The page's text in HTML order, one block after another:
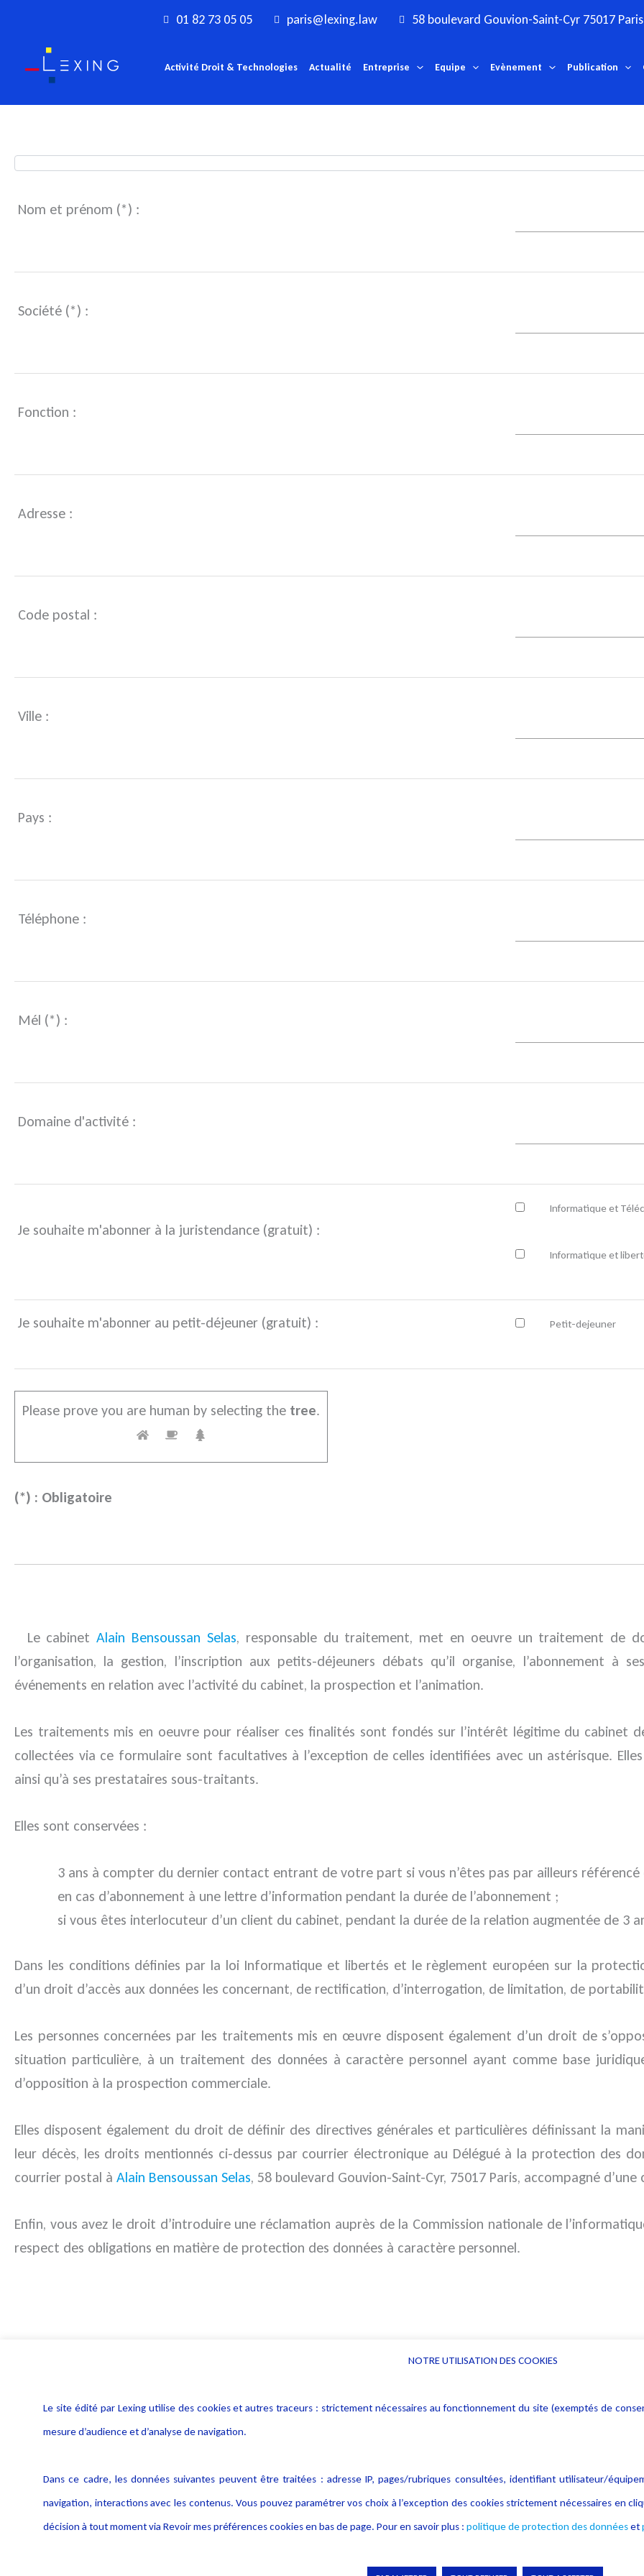
contenu
01 82 73 05 05 paris@lexing.law 58 boulevard Gouvion-Saint-Cyr 75017 Paris
Activité Droit & Technologies Actualité Entreprise Equipe Evènement Publication
Nom et prénom (*) :
Société (*) :
Fonction :
Adresse :
Code postal :
Ville :
Pays :
Téléphone :
Mél (*) :
Domaine d'activité :
Je souhaite m'abonner à la juristendance (gratuit) :
Informatique et
Informatique et
Je souhaite m'abonner au petit-déjeuner (gratuit) : Petit-dejeuner
Please prove you are human by selecting the tree.
(*) : Obligatoire
Le cabinetAlain Bensoussan Selas, responsable du traitement, met en oeuvre un traitement de
l’organisation, la gestion, l’inscription aux petits-déjeuners débats qu’il organise, l’abonnement à
événements en relation avec l’activité du cabinet, la prospection et l’animation.
Les traitements mis en oeuvre pour réaliser ces finalités sont fondés sur l’intérêt légitime du cabinet
collectées via ce formulaire sont facultatives à l’exception de celles identifiées avec un astérisque.
ainsi qu’à ses prestataires sous-traitants.
Elles sont conservées :
3 ans à compter du dernier contact entrant de votre part si vous n’êtes pas par ailleurs
en cas d’abonnement à une lettre d’information pendant la durée de l’abonnement ;
si vous êtes interlocuteur d’un client du cabinet, pendant la durée de la relation augmentée de 3
Dans les conditions définies par la loi Informatique et libertés et le règlement européen sur la
d’un droit d’accès aux données les concernant, de rectification, d’interrogation, de limitation, de
Les personnes concernées par les traitements mis en œuvre disposent également d’un droit de
situation particulière, à un traitement des données à caractère personnel ayant comme base
d’opposition à la prospection commerciale.
Elles disposent également du droit de définir des directives générales et particulières définissant la
leur décès, les droits mentionnés ci-dessus par courrier électronique au Délégué à la protection des
courrier postal à Alain Bensoussan Selas, 58 boulevard Gouvion-Saint-Cyr, 75017 Paris, accompagné
Enfin, vous avez le droit d’introduire une réclamation auprès de la Commission nationale de
respect des obligations en matière de protection des données à caractère personnel.
Politique de protection des
données
Politique cookies
NOTRE UTILISATION DES COOKIES
Le site édité par Lexing utilise des cookies et autres traceurs : strictement nécessaires au fonctionnement du site (exemptés de
mesure d’audience et d’analyse de navigation.
Dans ce cadre, les données suivantes peuvent être traitées : adresse IP, pages/rubriques consultées, identifiant utilisateur/
navigation, interactions avec les contenus. Vous pouvez paramétrer vos choix à l’exception des cookies strictement nécessaires en
décision à tout moment via Revoir mes préférences cookies en bas de page. Pour en savoir plus : politique de protection des donnéeset